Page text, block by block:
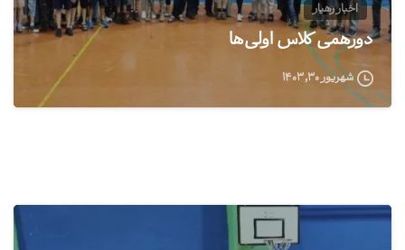
اخبار رهیار
دورهمی کلاس اولی‌ها
شهریور ۳۰, ۱۴۰۳